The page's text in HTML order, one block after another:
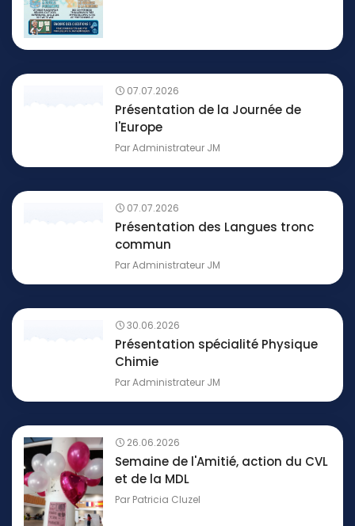
07.07.2026
Présentation de la Journée de
l'Europe
ParAdministrateur JM
07.07.2026
Présentation des Langues tronc
commun
ParAdministrateur JM
30.06.2026
Présentation spécialité Physique
Chimie
ParAdministrateur JM
26.06.2026
Semaine de l'Amitié, action du CVL
et de la MDL
Par Patricia Cluzel